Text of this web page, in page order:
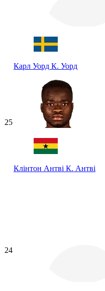
Карл Уорд К. Уорд
25
Клінтон Антві К. Антві
24